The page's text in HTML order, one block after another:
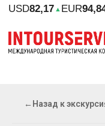
USD82,17▲EUR 94,84▲RUB
← Назад к